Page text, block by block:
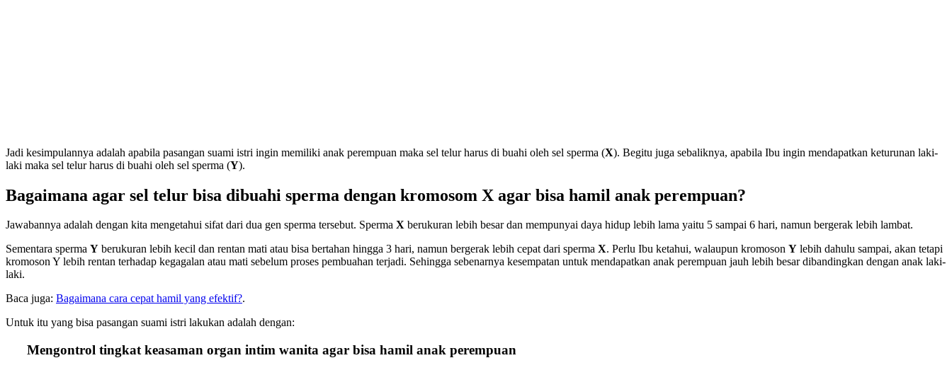
Jadi kesimpulannya adalah apabila pasangan suami istri ingin memiliki anak perempuan maka sel telur harus di buahi oleh sel sperma (X). Begitu juga sebaliknya, apabila Ibu ingin mendapatkan keturunan laki-
laki maka sel telur harus di buahi oleh sel sperma (Y).
Bagaimana agar sel telur bisa dibuahi sperma dengan kromosom X agar bisa hamil anak perempuan?
Jawabannya adalah dengan kita mengetahui sifat dari dua gen sperma tersebut. Sperma X berukuran lebih besar dan mempunyai daya hidup lebih lama yaitu 5 sampai 6 hari, namun bergerak lebih lambat.
Sementara sperma Y berukuran lebih kecil dan rentan mati atau bisa bertahan hingga 3 hari, namun bergerak lebih cepat dari sperma X. Perlu Ibu ketahui, walaupun kromoson Y lebih dahulu sampai, akan tetapi
kromoson Y lebih rentan terhadap kegagalan atau mati sebelum proses pembuahan terjadi. Sehingga sebenarnya kesempatan untuk mendapatkan anak perempuan jauh lebih besar dibandingkan dengan anak laki-
laki.
Baca juga: Bagaimana cara cepat hamil yang efektif?.
Untuk itu yang bisa pasangan suami istri lakukan adalah dengan:
Mengontrol tingkat keasaman organ intim wanita agar bisa hamil anak perempuan